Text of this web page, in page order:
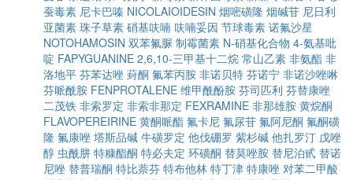
蚕毒素 尼卡巴嗪 NICOLAIOIDESIN 烟嘧磺隆 烟碱苷 尼日利
亚菌素 珠子草素 硝基呋喃 呋喃妥因 节球毒素 诺氟沙星
NOTOHAMOSIN 双苯氟脲 制霉菌素 N-硝基化合物 4-氨基吡
啶 FAPYGUANINE 2,6,10-三甲基十二烷 常山乙素 非氨酯 非
洛地平 芬苯达唑 葑酮 氟苯丙胺 非诺贝特 芬诺宁 非诺沙唑啉
芬哌酰胺 FENPROTALENE 维甲酰酚胺 芬司匹利 芬替康唑
二茂铁 非索罗定 非索非那定 FEXRAMINE 非那雄胺 黄烷酮
FLAVOPEREIRINE 黄酮哌酯 氟卡尼 氟尿苷 氟阿尼酮 氟酮磺
隆 氟康唑 塔斯品碱 牛磺罗定 他伐硼罗 紫杉碱 他扎罗汀 戊唑
醇 虫酰肼 特糠酯酮 特必夫定 环磺酮 替莫唑胺 替尼泊甙 替诺
尼唑 替普瑞酮 特比萘芬 特布他林 特丁津 特康唑 对苯二甲酸